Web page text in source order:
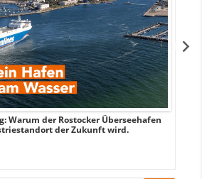
Warum der Rostocker Überseehafen
der Zukunft wird.